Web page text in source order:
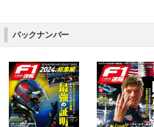
バックナンバー